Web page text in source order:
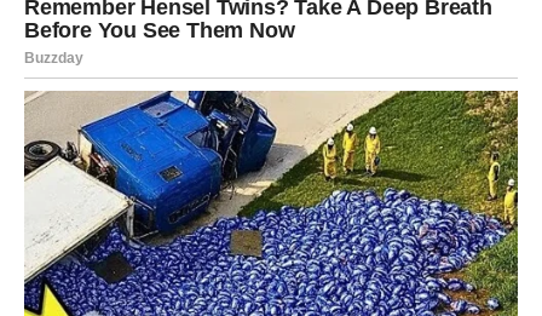
Dodatni trik za još bolji rezultat
Mnogi uz kim dodaju i lovorov list, koji dodatno poboljšava
ukus i može pomoći varenju. Na samom kraju kuvanja često
se dodaje i mala količina jabukovog sirćeta.
Kombinacija:
* kima
* lovora
* malo jabukovog sirćeta